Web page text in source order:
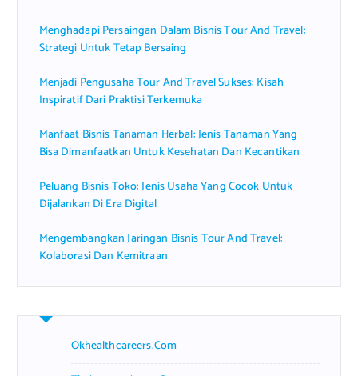
:Menghadapi Persaingan Dalam Bisnis Tour And Travel:
Strategi Untuk Tetap Bersaing
Menjadi Pengusaha Tour And Travel Sukses: Kisah
Inspiratif Dari Praktisi Terkemuka
Manfaat Bisnis Tanaman Herbal: Jenis Tanaman Yang
Bisa Dimanfaatkan Untuk Kesehatan Dan Kecantikan
Peluang Bisnis Toko: Jenis Usaha Yang Cocok Untuk
Dijalankan Di Era Digital
Mengembangkan Jaringan Bisnis Tour And Travel:
Kolaborasi Dan Kemitraan
Okhealthcareers.com